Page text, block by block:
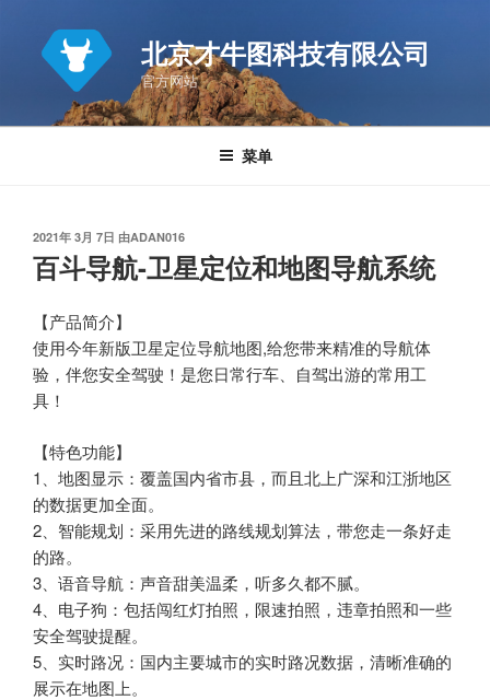
北京才牛图科技有限公司
官方网站
菜单
发
布
于
2021年 3月 7日 由ADAN016
百斗导航-卫星定位和地图导航系统
【产品简介】
使用今年新版卫星定位导航地图,给您带来精准的导航体
验，伴您安全驾驶！是您日常行车、自驾出游的常用工
具！
【特色功能】
1、地图显示：覆盖国内省市县，而且北上广深和江浙地区
的数据更加全面。
2、智能规划：采用先进的路线规划算法，带您走一条好走
的路。
3、语音导航：声音甜美温柔，听多久都不腻。
4、电子狗：包括闯红灯拍照，限速拍照，违章拍照和一些
安全驾驶提醒。
5、实时路况：国内主要城市的实时路况数据，清晰准确的
展示在地图上。